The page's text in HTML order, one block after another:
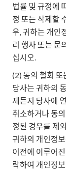
법률 및 규정에
정 또는 삭제할
우, 귀하는 개인
리 행사 또는 문
십시오.
(2) 동의 철회 또
당사는 귀하의
제든지 당사에
취소하거나 동
정된 경우를 제
귀하의 개인정
이전에 이루어
락하여 개인정